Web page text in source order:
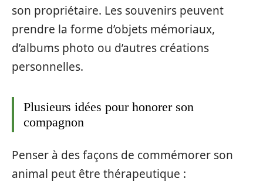
son propriétaire. Les souvenirs peuvent
prendre la forme d’objets mémoriaux,
d’albums photo ou d’autres créations
personnelles.
Plusieurs idées pour honorer son
compagnon
Penser à des façons de commémorer son
animal peut être thérapeutique :